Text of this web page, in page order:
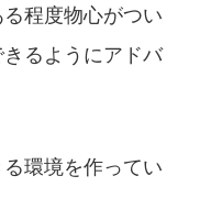
程度物心がつい
るようにアドバ
環境を作ってい